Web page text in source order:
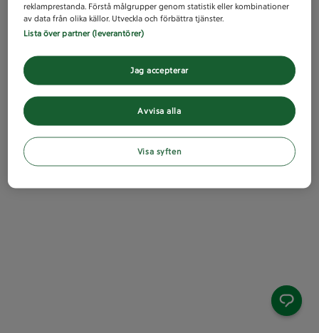
reklamprestanda. Förstå målgrupper genom statistik eller kombinationer
av data från olika källor. Utveckla och förbättra tjänster.
Lista över partner (leverantörer)
Avvisa alla
Jag accepterar
Visa syften